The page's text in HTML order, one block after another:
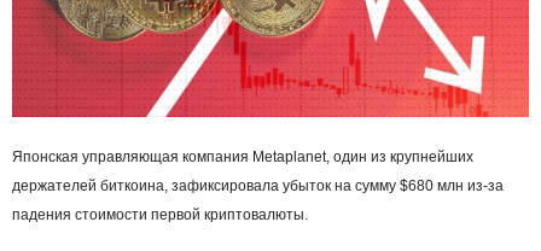
Японская управляющая компания Metaplanet, один из крупнейших
держателей биткоина, зафиксировала убыток на сумму $680 млн из-за
падения стоимости первой криптовалюты.